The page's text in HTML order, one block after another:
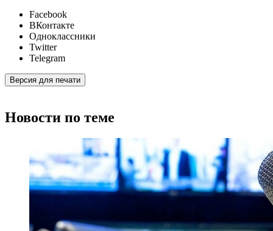
Facebook
ВКонтакте
Одноклассники
Twitter
Telegram
Версия для печати
Новости по теме